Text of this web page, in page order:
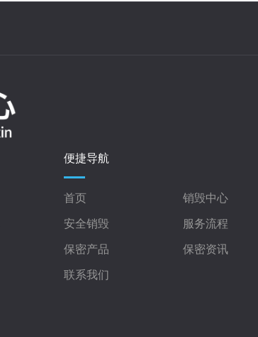
便捷导航
首页 销毁中心
安全销毁 服务流程
保密产品 保密资讯
联系我们